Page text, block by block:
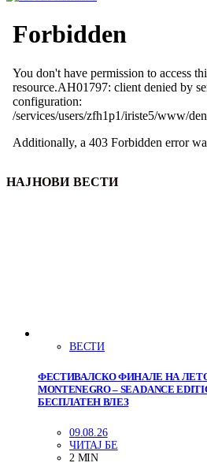
НАЈНОВИ ВЕСТИ
ВЕСТИ
ФЕСТИВАЛСКО ФИНАЛЕ НА
MONTENEGRO – SEA DANCE
БЕСПЛАТЕН ВЛЕЗ
09.08.26
ЧИТАЈ БЕ
2 MIN